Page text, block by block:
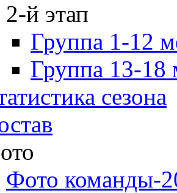
2-й этап
Группа 1-12
Группа 13-18
сезона
Фото команды-